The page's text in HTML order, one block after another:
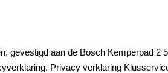
gevestigd aan de Bosch Kemperpad
Privacy verklaring